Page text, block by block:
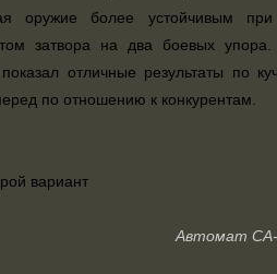
оружие более устойчивым
затвора на два боевых
отличные результаты по
по отношению к конкурентам.
Автомат СА-